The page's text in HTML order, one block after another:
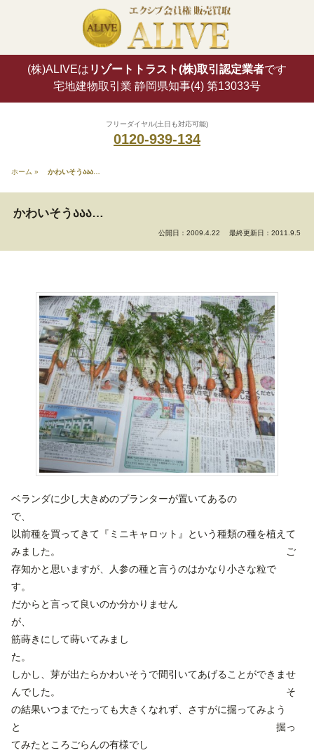
(株)ALIVEは リゾートトラスト(株)取引認定業者です
宅地建物取引業 静岡県知事(4) 第13033号
フリーダイヤル(土日も対応可能)
0120-939-134
ホーム » かわいそうააა…
かわいそうააა…
公開日：2009.4.22 最終更新日：2011.9.5
ベランダに少し大きめのプランターが置いてあるの
で
以前種を買ってきて『ミニキャロット』という種類の種を植えて
みました。 ご
存知かと思いますが、人参の種と言うのはかなり小さな粒で
す
だからと言って良いのか分かりません
が
筋蒔きにして蒔いてみまし
しかし、芽が出たらかわいそうで間引いてあげることができませ
んでした。 そ
の結果いつまでたっても大きくなれず、さすがに掘ってみよう
と 掘っ
てみたところごらんの有様でし